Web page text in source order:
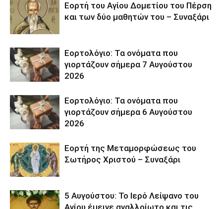
Εορτή του Αγίου Δομετίου του Πέρση
και των δύο μαθητών του – Συναξάρι
Εορτολόγιο: Τα ονόματα που
γιορτάζουν σήμερα 7 Αυγούστου
2026
Εορτολόγιο: Τα ονόματα που
γιορτάζουν σήμερα 6 Αυγούστου
2026
Εορτή της Μεταμορφώσεως του
Σωτήρος Χριστού – Συναξάρι
5 Αυγούστου: Το Ιερό Λείψανο του